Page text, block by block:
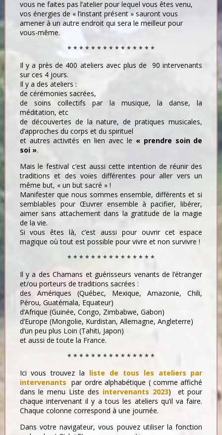
vous ne faites pas l’atelier pour lequel vous êtes venu,
vos énergies de « l’instant présent » sauront vous
amener à un autre endroit qui sera le meilleur pour
vous-même.
* * * * * * * * * * * * * * *
Il y a près de 400 ateliers avec plus de 90 intervenants
sur ces 4 jours.
Il y a des ateliers :
de cérémonies sacrées,
de soins collectifs par la musique, la danse, la
méditation, etc
de découvertes de la nature, de pratiques musicales,
d’approches du corps et du spirituel
et autres activités en lien avec le « prendre soin de
soi ».
Mais le festival c’est aussi cette intention de réunir des
traditions et des voies différentes pour aller vers un
même but, « un but sacré » !
Manifester que nous sommes ensemble, différents et si
semblables pour Œuvrer ensemble à pacifier, libérer,
aimer sans attachement dans la gratitude de la magie
de la vie.
Si vous êtes là, c’est aussi pour ouvrir cet espace
magique où tout est possible pour vivre et non survivre !
* * * * * * * * * * * * * * *
Il y a des Chamans et guérisseurs venants de l’étranger
et/ou porteurs de traditions sacrées :
des Amériques (Québec, Mexique, Amazonie, Chili,
Pérou, Guatémala, Equateur)
d’Afrique (Guinée, Congo, Zimbabwe, Gabon)
d’Europe (Mongolie, Kurdistan, Allemagne, Angleterre)
d’un peu plus Loin (Tahiti, Japon)
et aussi de toute la France.
* * * * * * * * * * * * * * *
Ici vous trouvez la liste de tous les ateliers par
intervenants par ordre alphabétique ( comme affiché
dans le menu Liste des intervenants 2023) et pour
chaque intervenant il y a tous les ateliers qu’il va faire.
Chaque colonne correspond à une journée.
Dans votre navigateur, vous pouvez utiliser la fonction